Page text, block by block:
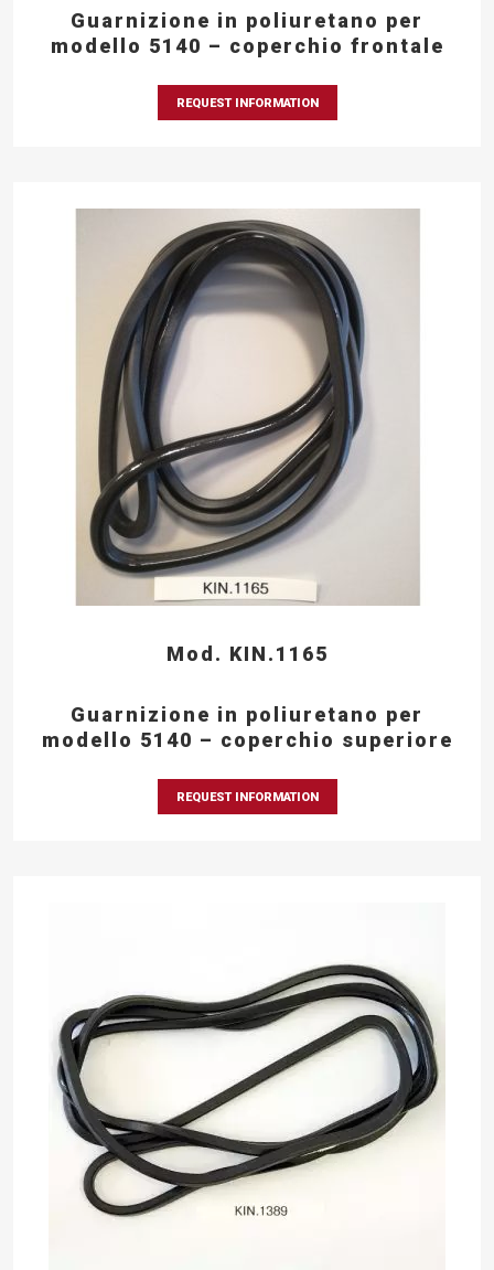
Guarnizione in poliuretano per
modello 5140 – coperchio frontale
REQUEST INFORMATION
Mod. KIN.1165
Guarnizione in poliuretano per
modello 5140 – coperchio superiore
REQUEST INFORMATION